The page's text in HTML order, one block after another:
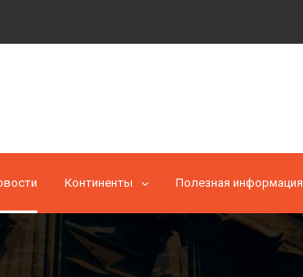
Континенты Полезная информация